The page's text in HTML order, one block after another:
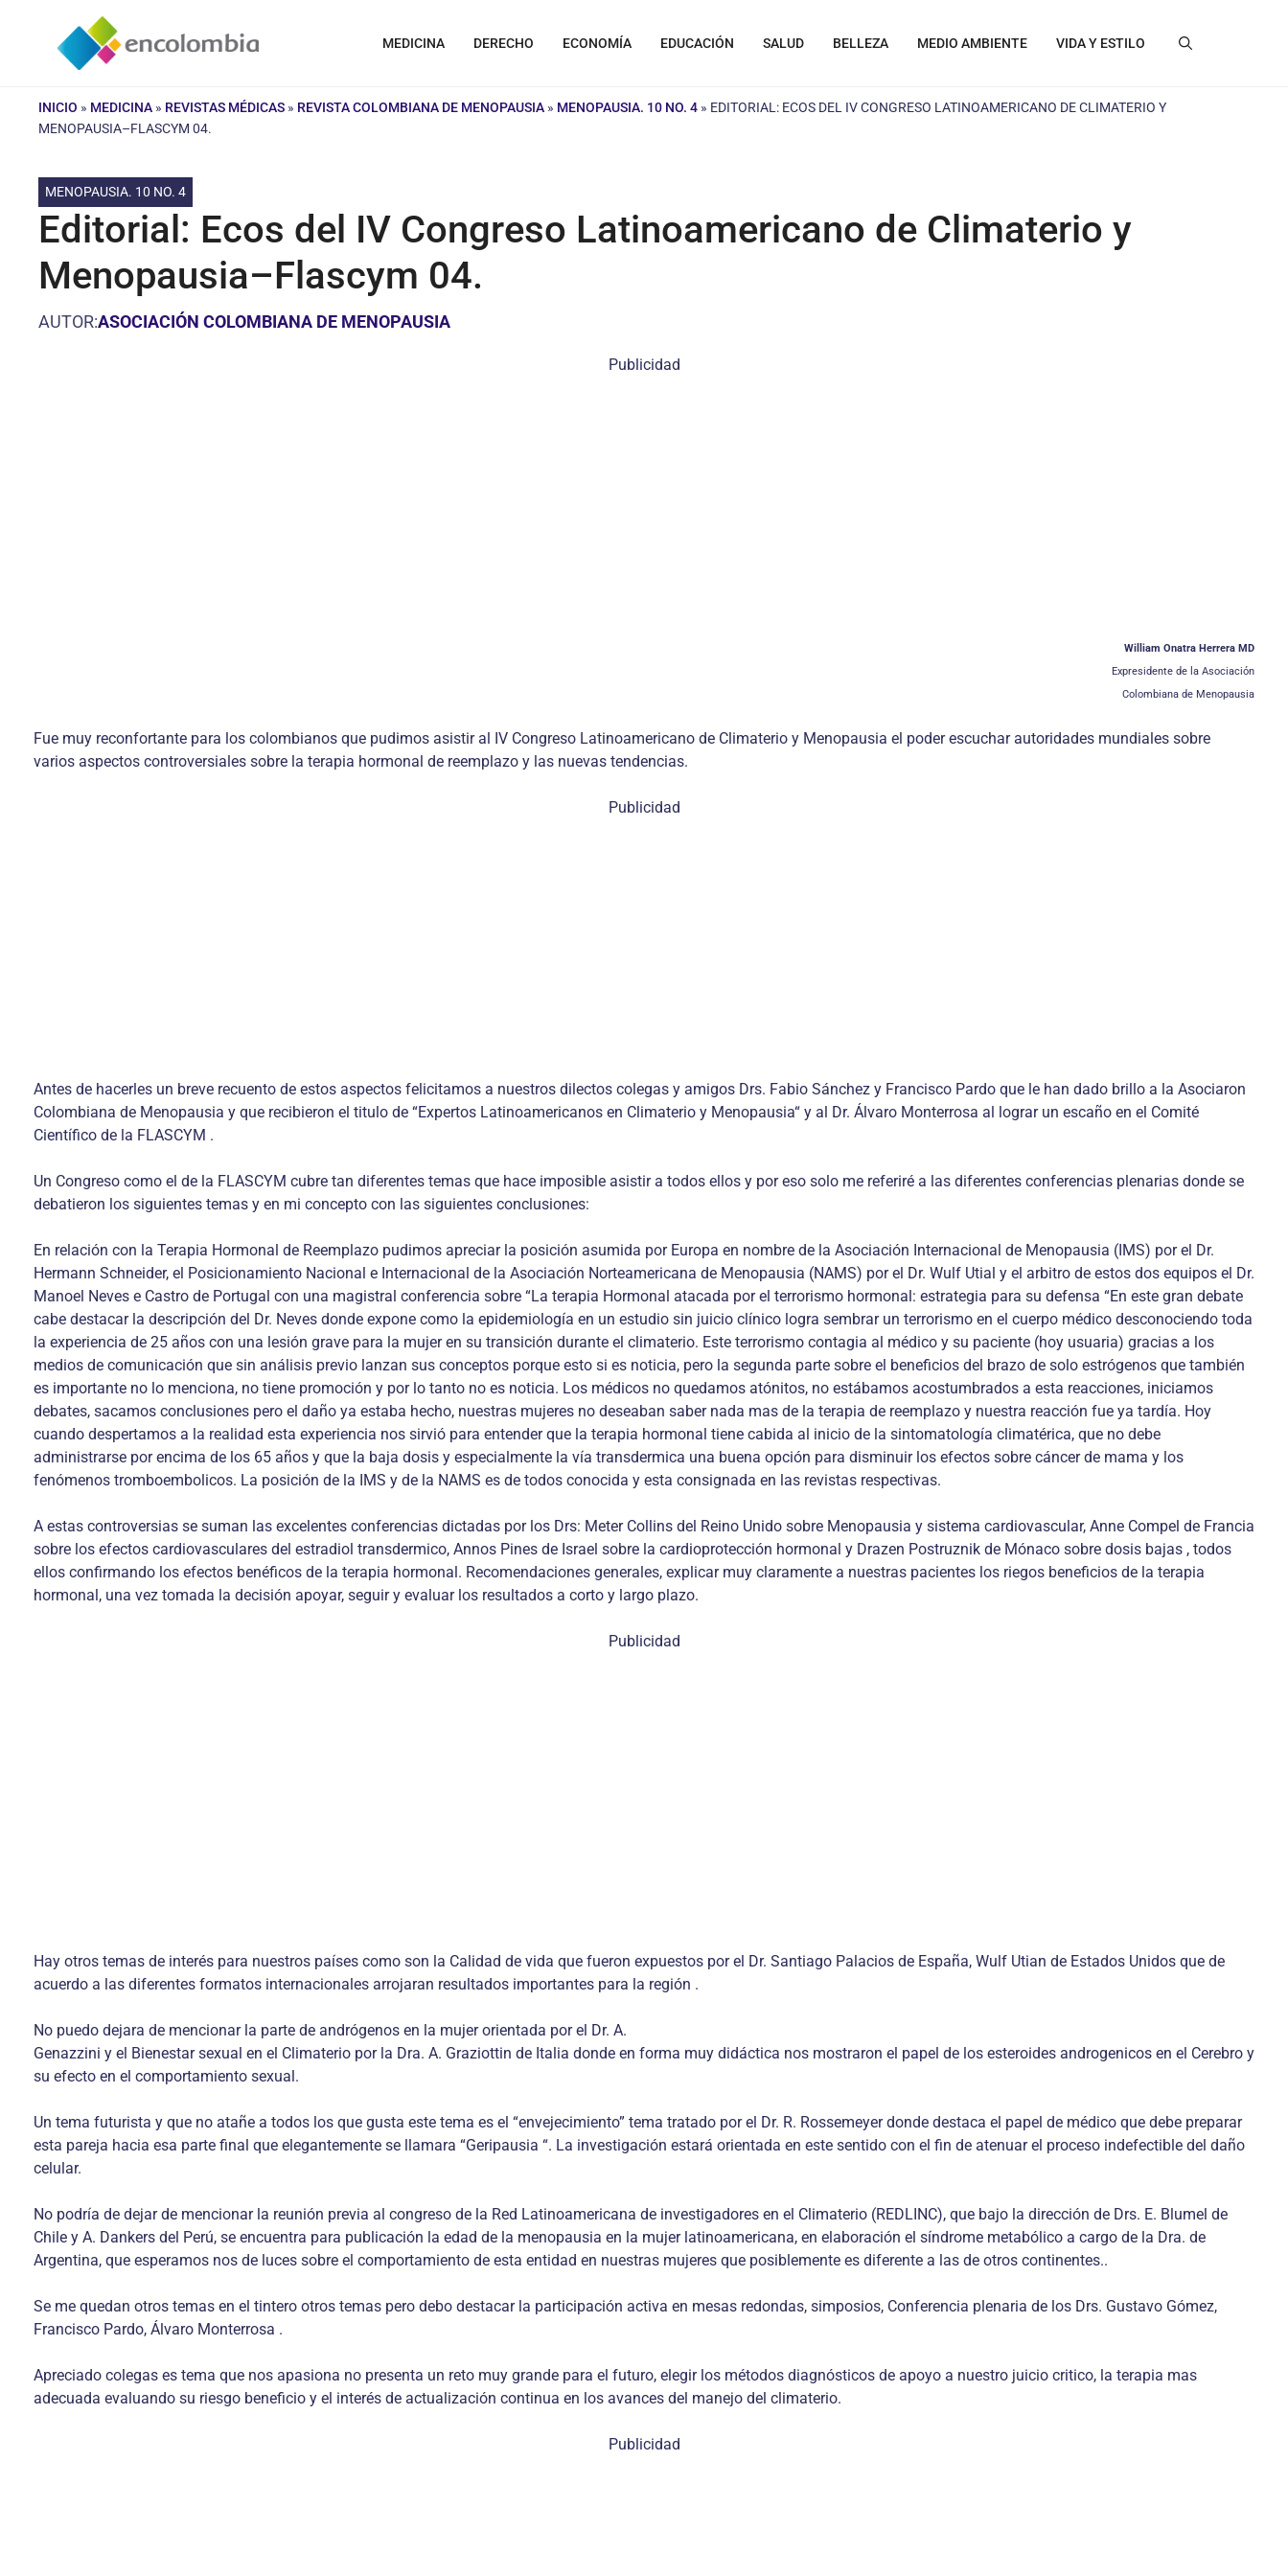
contenido
MEDICINA DERECHO ECONOMÍA EDUCACIÓN SALUD BELLEZA MEDIO AMBIENTE VIDA Y ESTILO
INICIO » MEDICINA » REVISTAS MÉDICAS » REVISTA COLOMBIANA DE MENOPAUSIA » MENOPAUSIA. 10 NO. 4 » EDITORIAL: ECOS DEL IV CONGRESO LATINOAMERICANO DE CLIMATERIO Y
MENOPAUSIA–FLASCYM 04.
MENOPAUSIA. 10 NO. 4
Editorial: Ecos del IV Congreso Latinoamericano de Climaterio y
Menopausia–Flascym 04.
AUTOR:ASOCIACIÓN COLOMBIANA DE MENOPAUSIA
Publicidad
William Onatra Herrera MD
Expresidente de la Asociación
Colombiana de Menopausia
Fue muy reconfortante para los colombianos que pudimos asistir al IV Congreso Latinoamericano de Climaterio y Menopausia el poder escuchar autoridades mundiales sobre
varios aspectos controversiales sobre la terapia hormonal de reemplazo y las nuevas tendencias.
Publicidad
Antes de hacerles un breve recuento de estos aspectos felicitamos a nuestros dilectos colegas y amigos Drs. Fabio Sánchez y Francisco Pardo que le han dado brillo a la Asociaron
Colombiana de Menopausia y que recibieron el titulo de “Expertos Latinoamericanos en Climaterio y Menopausia“ y al Dr. Álvaro Monterrosa al lograr un escaño en el Comité
Científico de la FLASCYM .
Un Congreso como el de la FLASCYM cubre tan diferentes temas que hace imposible asistir a todos ellos y por eso solo me referiré a las diferentes conferencias plenarias donde se
debatieron los siguientes temas y en mi concepto con las siguientes conclusiones:
En relación con la Terapia Hormonal de Reemplazo pudimos apreciar la posición asumida por Europa en nombre de la Asociación Internacional de Menopausia (IMS) por el Dr.
Hermann Schneider, el Posicionamiento Nacional e Internacional de la Asociación Norteamericana de Menopausia (NAMS) por el Dr. Wulf Utial y el arbitro de estos dos equipos el Dr.
Manoel Neves e Castro de Portugal con una magistral conferencia sobre “La terapia Hormonal atacada por el terrorismo hormonal: estrategia para su defensa “En este gran debate
cabe destacar la descripción del Dr. Neves donde expone como la epidemiología en un estudio sin juicio clínico logra sembrar un terrorismo en el cuerpo médico desconociendo toda
la experiencia de 25 años con una lesión grave para la mujer en su transición durante el climaterio. Este terrorismo contagia al médico y su paciente (hoy usuaria) gracias a los
medios de comunicación que sin análisis previo lanzan sus conceptos porque esto si es noticia, pero la segunda parte sobre el beneficios del brazo de solo estrógenos que también
es importante no lo menciona, no tiene promoción y por lo tanto no es noticia. Los médicos no quedamos atónitos, no estábamos acostumbrados a esta reacciones, iniciamos
debates, sacamos conclusiones pero el daño ya estaba hecho, nuestras mujeres no deseaban saber nada mas de la terapia de reemplazo y nuestra reacción fue ya tardía. Hoy
cuando despertamos a la realidad esta experiencia nos sirvió para entender que la terapia hormonal tiene cabida al inicio de la sintomatología climatérica, que no debe
administrarse por encima de los 65 años y que la baja dosis y especialmente la vía transdermica una buena opción para disminuir los efectos sobre cáncer de mama y los
fenómenos tromboembolicos. La posición de la IMS y de la NAMS es de todos conocida y esta consignada en las revistas respectivas.
A estas controversias se suman las excelentes conferencias dictadas por los Drs: Meter Collins del Reino Unido sobre Menopausia y sistema cardiovascular, Anne Compel de Francia
sobre los efectos cardiovasculares del estradiol transdermico, Annos Pines de Israel sobre la cardioprotección hormonal y Drazen Postruznik de Mónaco sobre dosis bajas , todos
ellos confirmando los efectos benéficos de la terapia hormonal. Recomendaciones generales, explicar muy claramente a nuestras pacientes los riegos beneficios de la terapia
hormonal, una vez tomada la decisión apoyar, seguir y evaluar los resultados a corto y largo plazo.
Publicidad
Hay otros temas de interés para nuestros países como son la Calidad de vida que fueron expuestos por el Dr. Santiago Palacios de España, Wulf Utian de Estados Unidos que de
acuerdo a las diferentes formatos internacionales arrojaran resultados importantes para la región .
No puedo dejara de mencionar la parte de andrógenos en la mujer orientada por el Dr. A.
Genazzini y el Bienestar sexual en el Climaterio por la Dra. A. Graziottin de Italia donde en forma muy didáctica nos mostraron el papel de los esteroides androgenicos en el Cerebro y
su efecto en el comportamiento sexual.
Un tema futurista y que no atañe a todos los que gusta este tema es el “envejecimiento” tema tratado por el Dr. R. Rossemeyer donde destaca el papel de médico que debe preparar
esta pareja hacia esa parte final que elegantemente se llamara “Geripausia “. La investigación estará orientada en este sentido con el fin de atenuar el proceso indefectible del daño
celular.
No podría de dejar de mencionar la reunión previa al congreso de la Red Latinoamericana de investigadores en el Climaterio (REDLINC), que bajo la dirección de Drs. E. Blumel de
Chile y A. Dankers del Perú, se encuentra para publicación la edad de la menopausia en la mujer latinoamericana, en elaboración el síndrome metabólico a cargo de la Dra. de
Argentina, que esperamos nos de luces sobre el comportamiento de esta entidad en nuestras mujeres que posiblemente es diferente a las de otros continentes..
Se me quedan otros temas en el tintero otros temas pero debo destacar la participación activa en mesas redondas, simposios, Conferencia plenaria de los Drs. Gustavo Gómez,
Francisco Pardo, Álvaro Monterrosa .
Apreciado colegas es tema que nos apasiona no presenta un reto muy grande para el futuro, elegir los métodos diagnósticos de apoyo a nuestro juicio critico, la terapia mas
adecuada evaluando su riesgo beneficio y el interés de actualización continua en los avances del manejo del climaterio.
Publicidad